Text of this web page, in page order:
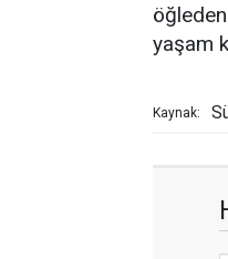
yaşam
Kaynak: